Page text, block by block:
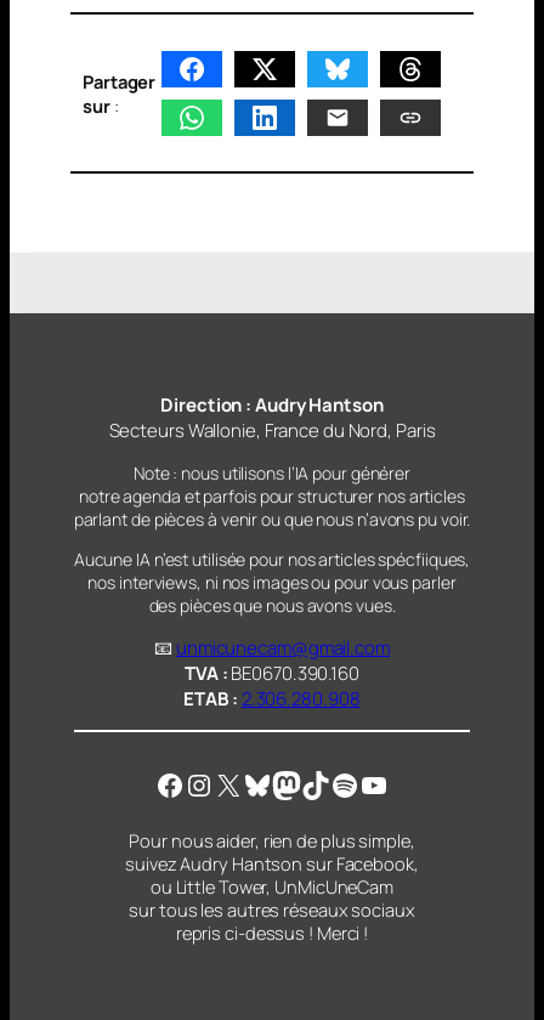
Partager
sur:
Direction : Audry Hantson
Secteurs Wallonie, France du Nord, Paris
Note : nous utilisons l’IA pour générer
notre agenda et parfois pour structurer nos articles
parlantde pièces à venir ou que nous n’avons pu voir.
Aucune IA n’est utilisée pour nos articles spécfiiques,
nos interviews, ni nos images ou pour vous parler
des pièces que nous avons vues.
📧 unmicunecam@gmail.com
TVA :BE0670.390.160
ETAB :2.306.280.908
Facebook
Instagram
X Bluesky
Mastodon
TikTok
Spotify
YouTube
Pour nous aider, rien de plus simple,
suivez Audry Hantson sur Facebook,
ou Little Tower, UnMicUneCam
sur tous les autres réseaux sociaux
repris ci-dessus ! Merci !